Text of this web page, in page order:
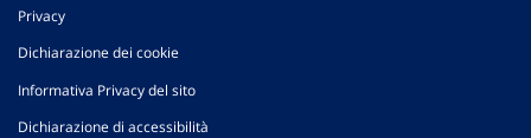
Privacy
Dichiarazione dei cookie
Informativa Privacy del sito
Dichiarazione di accessibilità